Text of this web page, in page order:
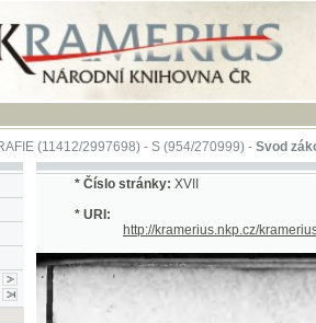
(11412/2997698) -S (954/270999)-Svod zákonův
http://kramerius.nkp.cz/kramerius/